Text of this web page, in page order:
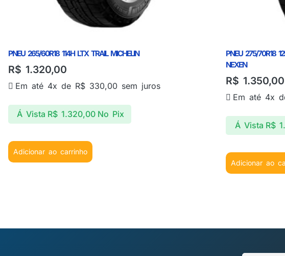
PNEU 265/60R18 114H LTX TRAIL MICHELIN
R$ 1.320,00
Em até 4x de R$330,00 sem juros
Á Vista R$ 1.320,00 No Pix
Adicionar ao carrinho
PNEU 275/70R18
NEXEN
R$ 1.350,00
Em até 4x
Á Vista R$
Adicionar ao